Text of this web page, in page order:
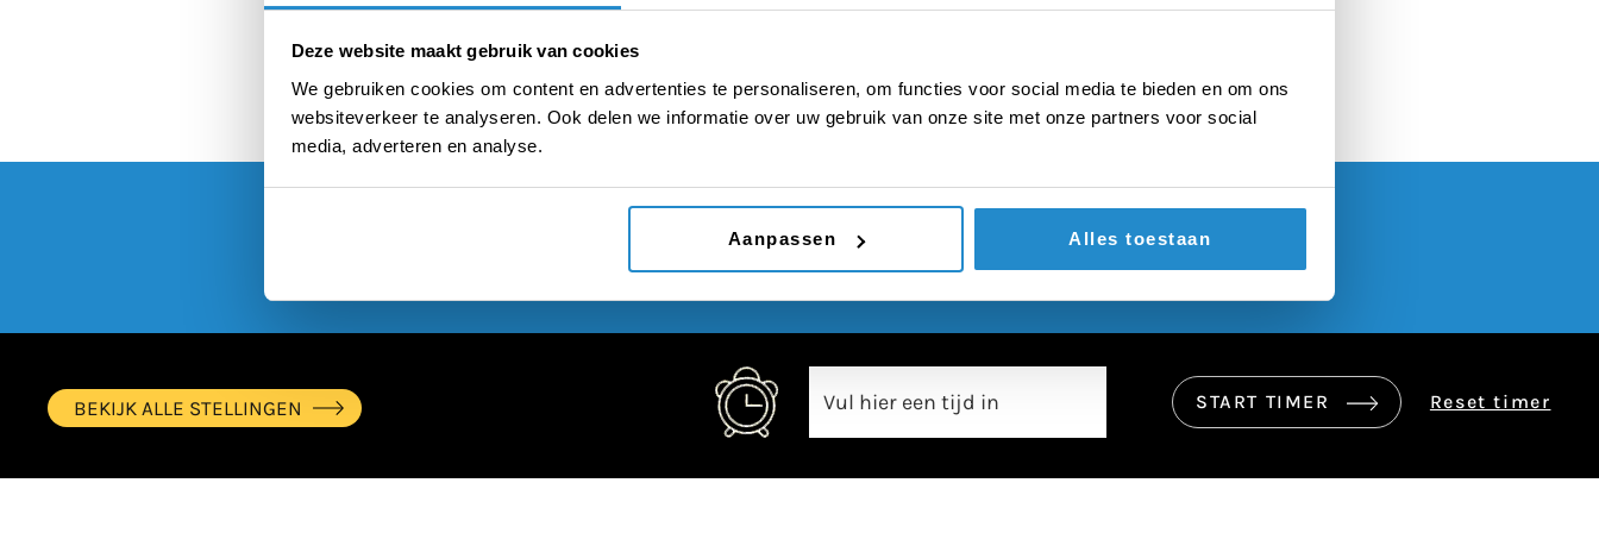
Deze website maakt gebruik van cookies
We gebruiken cookies om content en advertenties te personaliseren, om functies voor social media te bieden en om ons
websiteverkeer te analyseren. Ook delen we informatie over uw gebruik van onze site met onze partners voor social
media, adverteren en analyse.
Aanpassen Alles toestaan
00:00
BEKIJK ALLE STELLINGEN START TIMER Reset timer